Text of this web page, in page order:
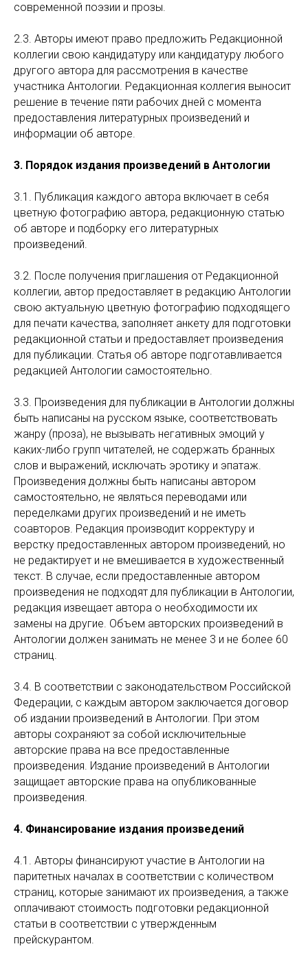
современной поэзии и прозы.
2.3. Авторы имеют право предложить Редакционной
коллегии свою кандидатуру или кандидатуру любого
другого автора для рассмотрения в качестве
участника Антологии. Редакционная коллегия выносит
решение в течение пяти рабочих дней с момента
предоставления литературных произведений и
информации об авторе.
3. Порядок издания произведений в Антологии
3.1. Публикация каждого автора включает в себя
цветную фотографию автора, редакционную статью
об авторе и подборку его литературных
произведений.
3.2. После получения приглашения от Редакционной
коллегии, автор предоставляет в редакцию Антологии
свою актуальную цветную фотографию подходящего
для печати качества, заполняет анкету для подготовки
редакционной статьи и предоставляет произведения
для публикации. Статья об авторе подготавливается
редакцией Антологии самостоятельно.
3.3. Произведения для публикации в Антологии должны
быть написаны на русском языке, соответствовать
жанру (проза), не вызывать негативных эмоций у
каких-либо групп читателей, не содержать бранных
слов и выражений, исключать эротику и эпатаж.
Произведения должны быть написаны автором
самостоятельно, не являться переводами или
переделками других произведений и не иметь
соавторов. Редакция производит корректуру и
верстку предоставленных автором произведений, но
не редактирует и не вмешивается в художественный
текст. В случае, если предоставленные автором
произведения не подходят для публикации в Антологии,
редакция извещает автора о необходимости их
замены на другие. Объем авторских произведений в
Антологии должен занимать не менее 3 и не более 60
страниц.
3.4. В соответствии с законодательством Российской
Федерации, с каждым автором заключается договор
об издании произведений в Антологии. При этом
авторы сохраняют за собой исключительные
авторские права на все предоставленные
произведения. Издание произведений в Антологии
защищает авторские права на опубликованные
произведения.
4. Финансирование издания произведений
4.1. Авторы финансируют участие в Антологии на
паритетных началах в соответствии с количеством
страниц, которые занимают их произведения, а также
оплачивают стоимость подготовки редакционной
статьи в соответствии с утвержденным
прейскурантом.